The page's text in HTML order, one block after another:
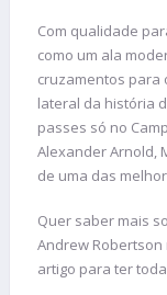
Com qualidade
como um ala
cruzamentos para
lateral da história
passes só no
Alexander Arnold,
de uma das
Quer saber mais
Andrew Robertson
artigo para ter